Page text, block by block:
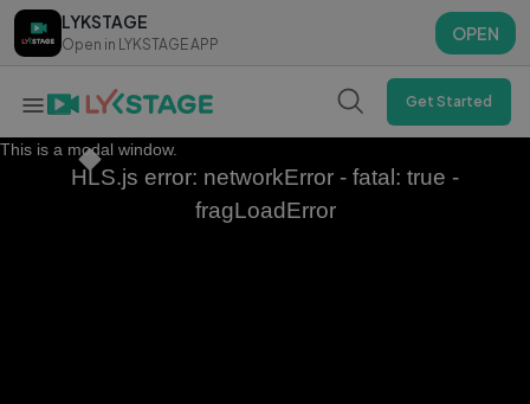
LYKSTAGE
Open in LYKSTAGE APP
OPEN
LYKSTAGE
Open in LYKSTAGE APP
OPEN
Get Started
This is a modal window.
HLS.js error: networkError - fatal: true -
fragLoadError